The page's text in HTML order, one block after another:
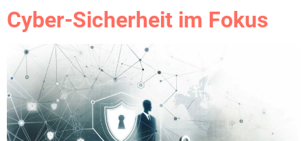
Cyber-Sicherheit im Fokus